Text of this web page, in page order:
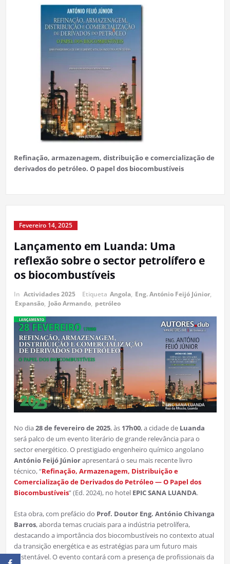
Refinação, armazenagem, distribuição e comercialização de
derivados do petróleo. O papel dos biocombustíveis
Fevereiro 14, 2025
Lançamento em Luanda: Uma
reflexão sobre o sector petrolífero e
os biocombustíveis
In Actividades 2025 Etiqueta Angola, Eng. António Feijó Júnior,
Expansão, João Armando, petróleo
No dia28 de fevereiro de 2025, às 17h00, a cidade de Luanda
será palco de um evento literário de grande relevância para o
sector energético. O prestigiado engenheiro químico angolano
António Feijó Júniorapresentará o seu mais recente livro
técnico, “Refinação, Armazenagem, Distribuição e
Comercialização de Derivados do Petróleo — O Papel dos
Biocombustíveis” (Ed. 2024), no hotel EPIC SANA LUANDA.
Esta obra, com prefácio do Prof. Doutor Eng. António Chivanga
Barros, aborda temas cruciais para a indústria petrolífera,
destacando a importância dos biocombustíveis no contexto atual
da transição energética e as estratégias para um futuro mais
sustentável. O evento contará com a presença de profissionais da